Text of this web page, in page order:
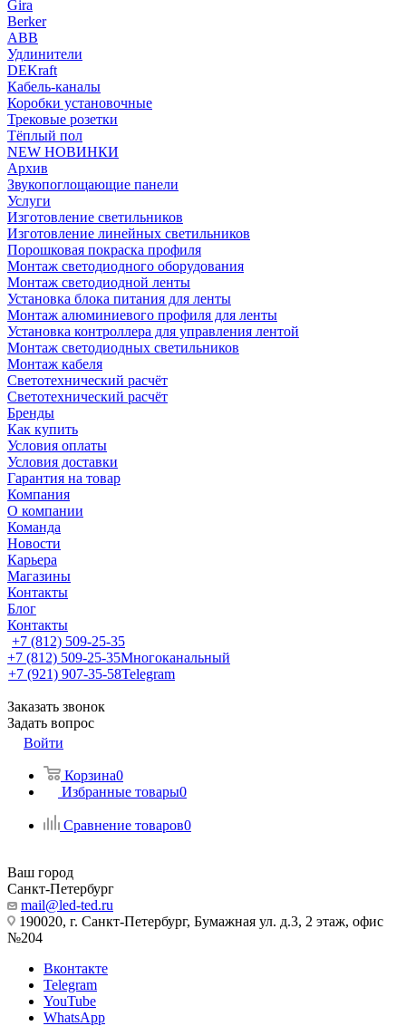
Gira
Berker
ABB
Удлинители
DEKraft
Кабель-каналы
Коробки установочные
Трековые розетки
Тёплый пол
NEW НОВИНКИ
Архив
Звукопоглощающие панели
Услуги
Изготовление светильников
Изготовление линейных светильников
Порошковая покраска профиля
Монтаж светодиодного оборудования
Монтаж светодиодной ленты
Установка блока питания для ленты
Монтаж алюминиевого профиля для ленты
Установка контроллера для управления лентой
Монтаж светодиодных светильников
Монтаж кабеля
Светотехнический расчёт
Светотехнический расчёт
Бренды
Как купить
Условия оплаты
Условия доставки
Гарантия на товар
Компания
О компании
Команда
Новости
Карьера
Магазины
Контакты
Блог
Контакты
+7 (812) 509-25-35
+7 (812) 509-25-35Многоканальный
+7 (921) 907-35-58Telegram
Заказать звонок
Задать вопрос
Войти
Корзина0
Избранные товары0
Сравнение товаров0
Ваш город
Санкт-Петербург
mail@led-ted.ru
190020, г. Санкт-Петербург, Бумажная ул. д.3, 2 этаж, офис
№204
Вконтакте
Telegram
YouTube
WhatsApp